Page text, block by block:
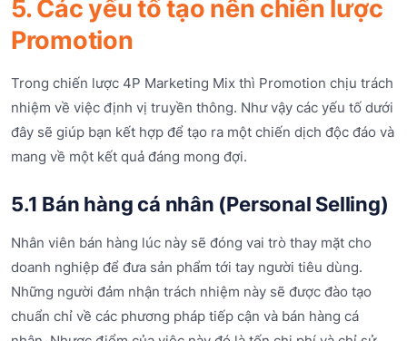
5. Các yếu tố tạo nên chiến lược
Promotion
Trong chiến lược 4P Marketing Mix thì Promotion chịu trách
nhiệm về việc định vị truyền thông. Như vậy các yếu tố dưới
đây sẽ giúp bạn kết hợp để tạo ra một chiến dịch độc đáo và
mang về một kết quả đáng mong đợi.
5.1 Bán hàng cá nhân (Personal Selling)
Nhân viên bán hàng lúc này sẽ đóng vai trò thay mặt cho
doanh nghiệp để đưa sản phẩm tới tay người tiêu dùng.
Những người đảm nhận trách nhiệm này sẽ được đào tạo
chuẩn chỉ về các phương pháp tiếp cận và bán hàng cá